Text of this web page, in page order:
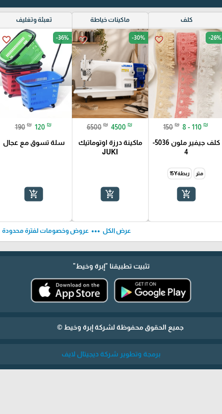
كلف
favorite_border -26%
150 ₪ 8 - 110 ₪
كلف جيفير ملون 5036-
4
متر ربطة15Y
add_shopping_cart
ماكينات خياطة
favorite_border -30%
6500 ₪ 4500 ₪
ماكينة درزة اوتوماتيك
JUKI
add_shopping_cart
تعبئة وتغليف
favorite_border -36%
190 ₪ 120 ₪
سلة تسوق مع عجال
add_shopping_cart
عرض الكل more_horiz عروض وخصومات لفترة محدودة
تثبيت تطبيقنا "إبرة وخيط"
جميع الحقوق محفوظة لشركة إبرة وخيط ©
برمجة وتطوير شركة ديجيتال لايف